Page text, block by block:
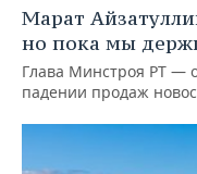
Марат
но пока мы
Глава Минстроя РТ —
падении продаж